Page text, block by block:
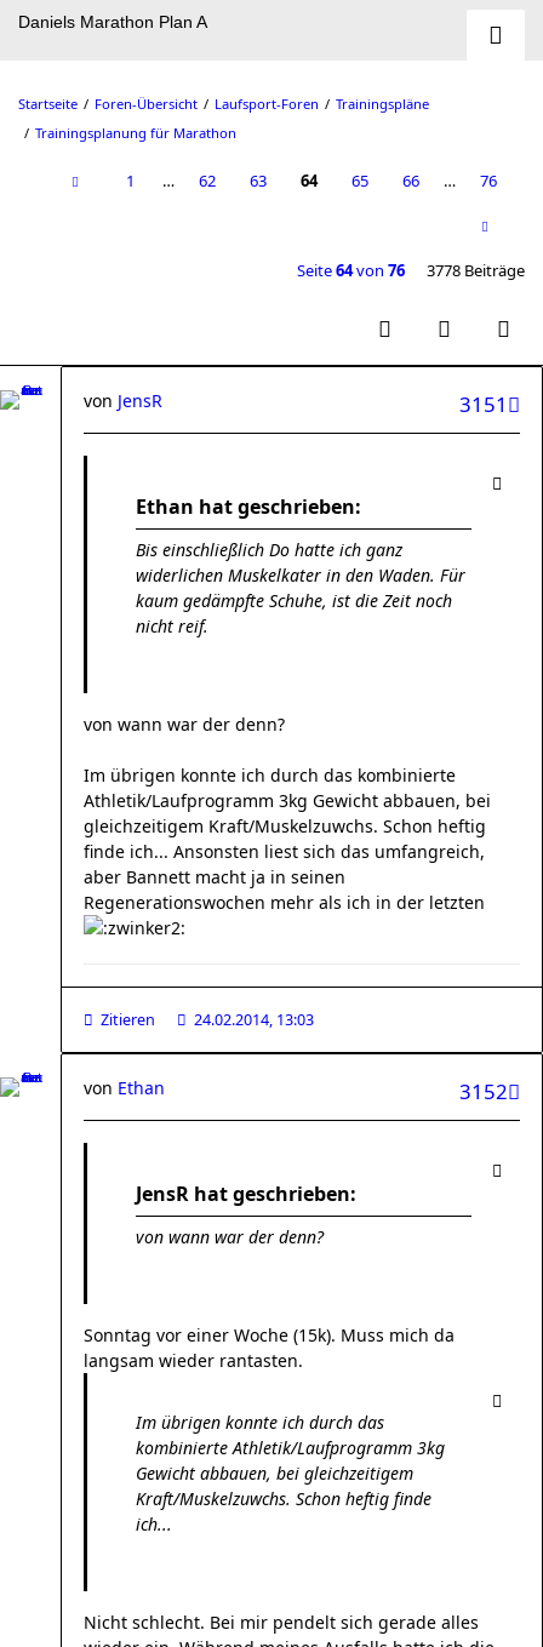
Daniels Marathon Plan A
Startseite Foren-Übersicht Laufsport-Foren
Trainingspläne
Trainingsplanung für Marathon
1 … 62 63 64 65 66 … 76
Seite64von 76 3778 Beiträge
3151
von JensR
Ethan hat geschrieben:
Bis einschließlich Do hatte ich ganz
widerlichen Muskelkater in den Waden. Für
kaum gedämpfte Schuhe, ist die Zeit noch
nicht reif.
von wann war der denn?
Im übrigen konnte ich durch das kombinierte
Athletik/Laufprogramm 3kg Gewicht abbauen, bei
gleichzeitigem Kraft/Muskelzuwchs. Schon heftig
finde ich... Ansonsten liest sich das umfangreich,
aber Bannett macht ja in seinen
Regenerationswochen mehr als ich in der letzten
Zitieren 24.02.2014, 13:03
3152
von Ethan
JensR hat geschrieben:
von wann war der denn?
Sonntag vor einer Woche (15k). Muss mich da
langsam wieder rantasten.
Im übrigen konnte ich durch das
kombinierte Athletik/Laufprogramm 3kg
Gewicht abbauen, bei gleichzeitigem
Kraft/Muskelzuwchs. Schon heftig finde
ich...
Nicht schlecht. Bei mir pendelt sich gerade alles